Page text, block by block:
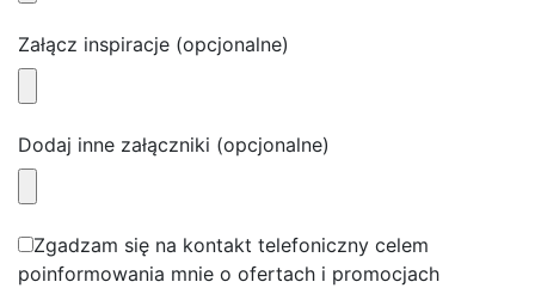
Załącz inspiracje (opcjonalne)
Dodaj inne załączniki (opcjonalne)
Zgadzam się na kontakt telefoniczny celem
poinformowania mnie o ofertach i promocjach